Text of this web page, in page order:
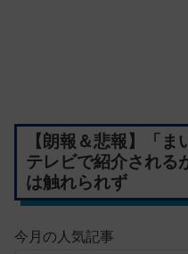
【朗報＆悲報】「
テレビで紹介される
は触れられず
今月の人気記事